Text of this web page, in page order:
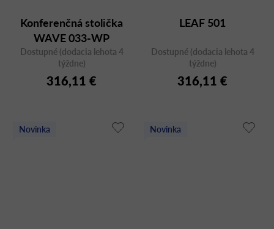
Konferenčná stolička
WAVE 033-WP
Dostupné (dodacia lehota 4
týždne)
316,11 €
LEAF 501
Dostupné (dodacia lehota 4
týždne)
316,11 €
Novinka Novinka